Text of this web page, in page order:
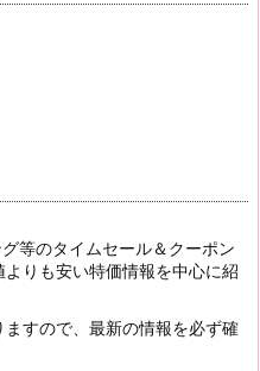
等のタイムセール＆クーポン
りも安い特価情報を中心に紹
すので、最新の情報を必ず確